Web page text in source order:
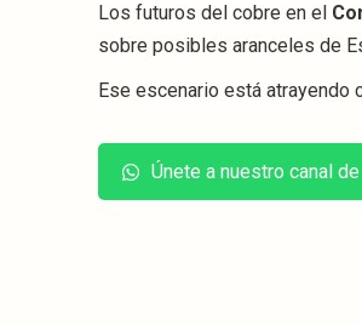
Los futuros del cobre en el
sobre posibles aranceles de
Ese escenario está
Únete a nuestro canal